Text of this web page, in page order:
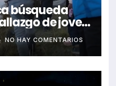
búsqueda
de joven
NO HAY COMENTARIOS